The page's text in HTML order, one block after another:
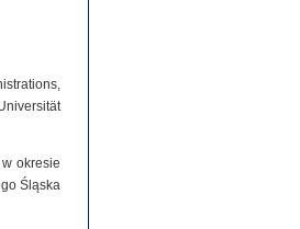
okresie
Śląska